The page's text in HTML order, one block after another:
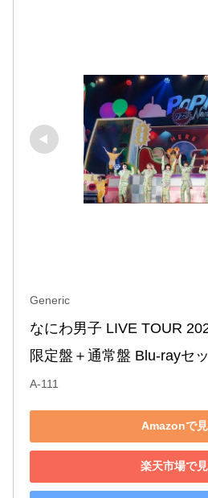
Generic
なにわ男子 LIVE TOUR
限定盤＋通常盤 Blu-rayセ
A-111
Amazonで
楽天市場で